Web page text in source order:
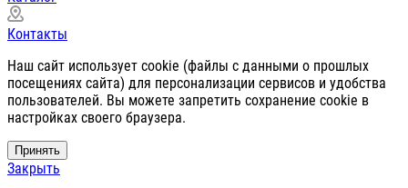
Контакты
Наш сайт использует cookie (файлы с данными о прошлых
посещениях сайта) для персонализации сервисов и удобства
пользователей. Вы можете запретить сохранение cookie в
настройках своего браузера.
Принять
Закрыть